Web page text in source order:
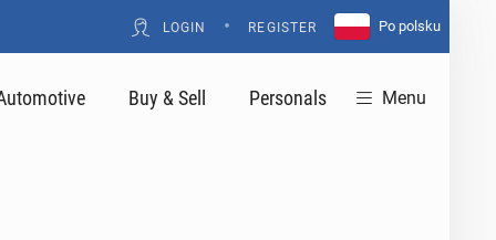
LOGIN • REGISTER Po polsku
Buy & Sell Personals Menu